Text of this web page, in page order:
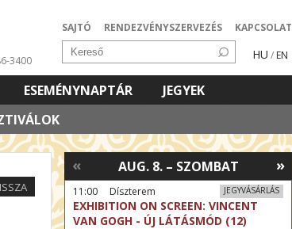
SAJTÓ RENDEZVÉNYSZERVEZÉS KAPCSOLAT
HU / EN
3400
ESEMÉNYNAPTÁR
JEGYEK
»
AUG. 8. – SZOMBAT
«
JEGYVÁSÁRLÁS
11:00 Díszterem
EXHIBITION ON SCREEN: VINCENT
VAN GOGH - ÚJ LÁTÁSMÓD (12)